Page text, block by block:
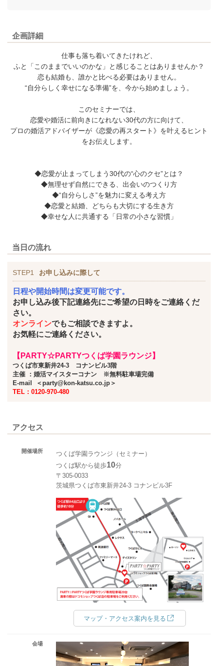
企画詳細
仕事も落ち着いてきたけれど、
ふと「このままでいいのかな」と感じることはありませんか？
恋も結婚も、誰かと比べる必要はありません。
“自分らしく幸せになる準備”を、今から始めましょう。
このセミナーでは、
恋愛や婚活に前向きになれない30代の方に向けて、
プロの婚活アドバイザーが《恋愛の再スタート》を叶えるヒント
をお伝えします。
◆恋愛が止まってしまう30代の“心のクセ”とは？
◆無理せず自然にできる、出会いのつくり方
◆“自分らしさ”を魅力に変える考え方
◆恋愛と結婚、どちらも大切にする生き方
◆幸せな人に共通する「日常の小さな習慣」
当日の流れ
STEP1 お申し込みに際して
日程や開始時間は変更可能です。
お申し込み後下記連絡先にご希望の日時をご連絡くだ
さい。
オンラインでもご相談できますよ。
お気軽にご連絡ください。
【PARTY☆PARTYつくば学園ラウンジ】
つくば市東新井24-3 コナンビル3階
主催 ：婚活マイスターコナン
※無料駐車場完備
E-mail ＜party@kon-katsu.co.jp＞
TEL：0120-970-480
アクセス
開催場所
つくば学園ラウンジ（セミナー）
つくば駅から徒歩10分
〒305-0033
茨城県つくば市東新井24-3 コナンビル3F
マップ・アクセス案内を見る
会場